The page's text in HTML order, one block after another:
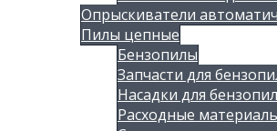
Опрыскиватели
Пилы цепные
Бензопилы
Запчасти для
Насадки для бензопил
Расходные